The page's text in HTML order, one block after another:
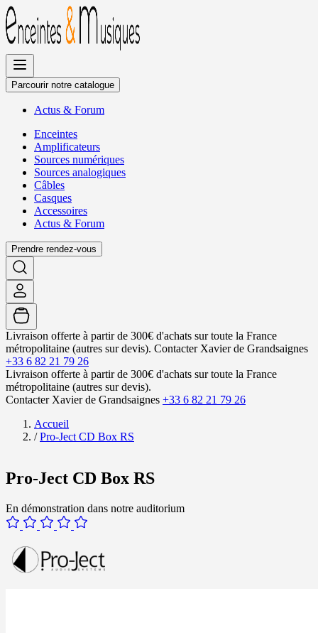
Allez
au
contenu
Parcourir notre catalogue
Actus & Forum
Enceintes
Amplificateurs
Sources numériques
Sources analogiques
Câbles
Casques
Accessoires
Actus & Forum
Prendre rendez-vous
Livraison offerte à partir de 300€ d'achats sur toute la France
métropolitaine (autres sur devis). Contacter Xavier de Grandsaignes
+33 6 82 21 79 26
Livraison offerte à partir de 300€ d'achats sur toute la France
métropolitaine (autres sur devis).
Contacter Xavier de Grandsaignes +33 6 82 21 79 26
Accueil
/ Pro-Ject CD Box RS
Pro-Ject CD Box RS
En démonstration dans notre auditorium